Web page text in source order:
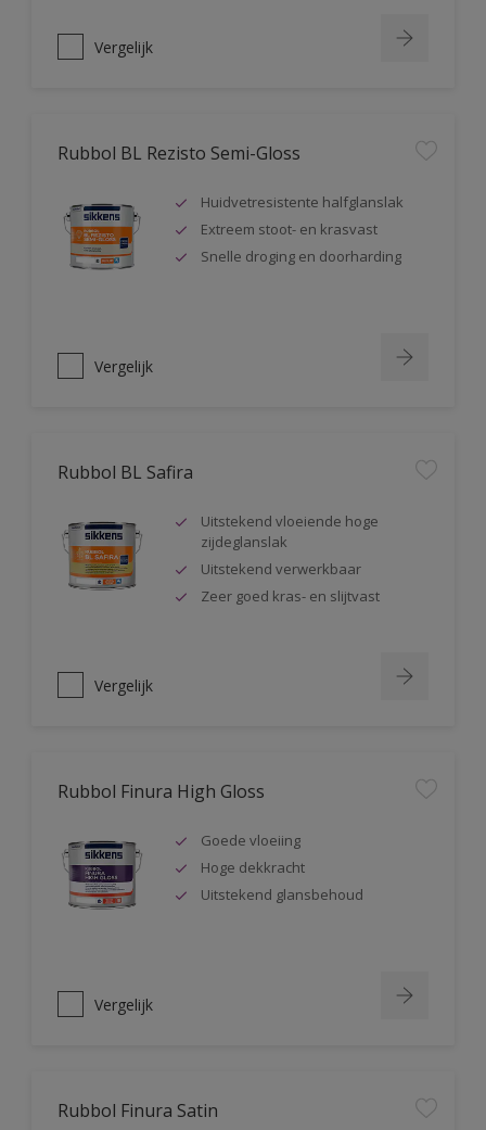
Vergelijk
Rubbol BL Rezisto Semi-Gloss
Huidvetresistente halfglanslak
Extreem stoot- en krasvast
Snelle droging en doorharding
Vergelijk
Rubbol BL Safira
Uitstekend vloeiende hoge
zijdeglanslak
Uitstekend verwerkbaar
Zeer goed kras- en slijtvast
Vergelijk
Rubbol Finura High Gloss
Goede vloeiing
Hoge dekkracht
Uitstekend glansbehoud
Vergelijk
Rubbol Finura Satin